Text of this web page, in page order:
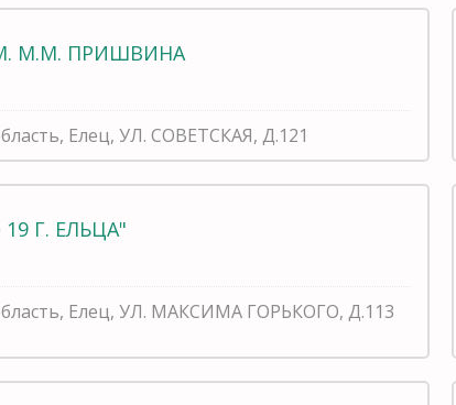
М.М. ПРИШВИНА
Елец, УЛ. СОВЕТСКАЯ, Д.121
Г. ЕЛЬЦА"
Елец, УЛ. МАКСИМА ГОРЬКОГО, Д.113